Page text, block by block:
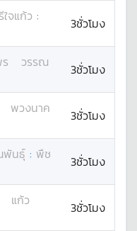
ใจแก้ว :
3ชั่วโมง
วรรณ
3ชั่วโมง
พวงนาค
3ชั่วโมง
พันธุ์ : พืช
3ชั่วโมง
แก้ว
3ชั่วโมง